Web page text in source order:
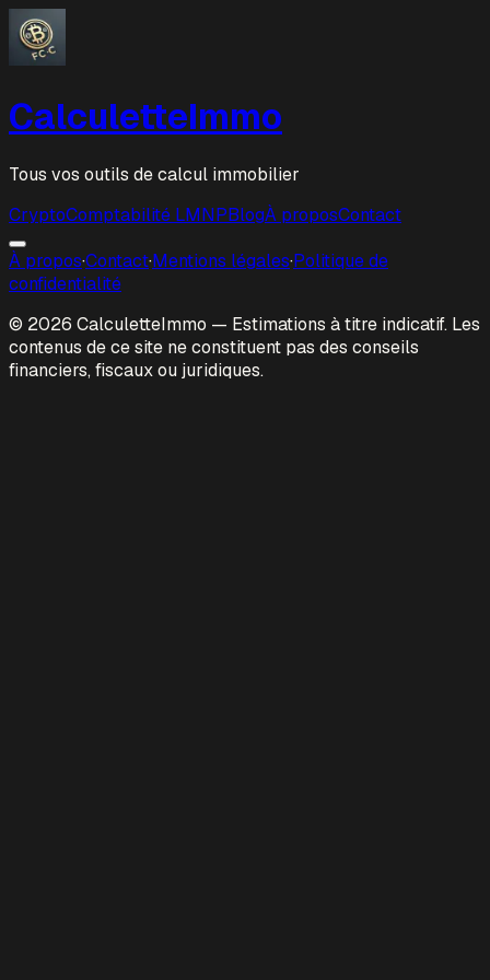
CalculetteImmo
Tous vos outils de calcul immobilier
CryptoComptabilité LMNPBlogÀ proposContact
À propos·Contact·Mentions légales·Politique de
confidentialité
© 2026 CalculetteImmo — Estimations à titre indicatif. Les
contenus de ce site ne constituent pas des conseils
financiers, fiscaux ou juridiques.